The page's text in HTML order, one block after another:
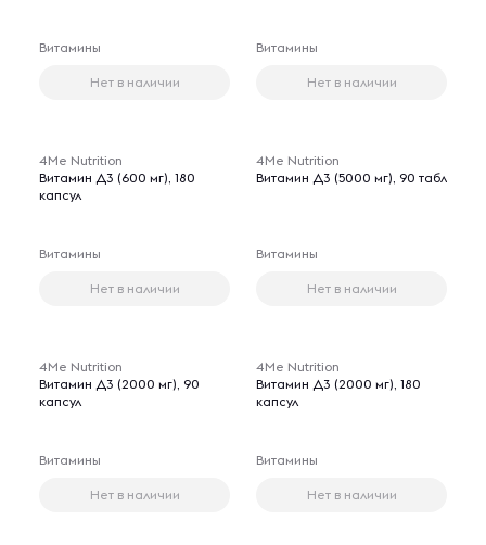
Витамины
Нет в наличии
Витамины
Нет в наличии
4Me Nutrition
Витамин Д3 (600 мг), 180
капсул
Витамины
Нет в наличии
4Me Nutrition
Витамин Д3 (5000 мг), 90 табл
Витамины
Нет в наличии
4Me Nutrition
Витамин Д3 (2000 мг), 90
капсул
Витамины
Нет в наличии
4Me Nutrition
Витамин Д3 (2000 мг), 180
капсул
Витамины
Нет в наличии